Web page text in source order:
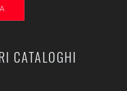
CATALOGHI